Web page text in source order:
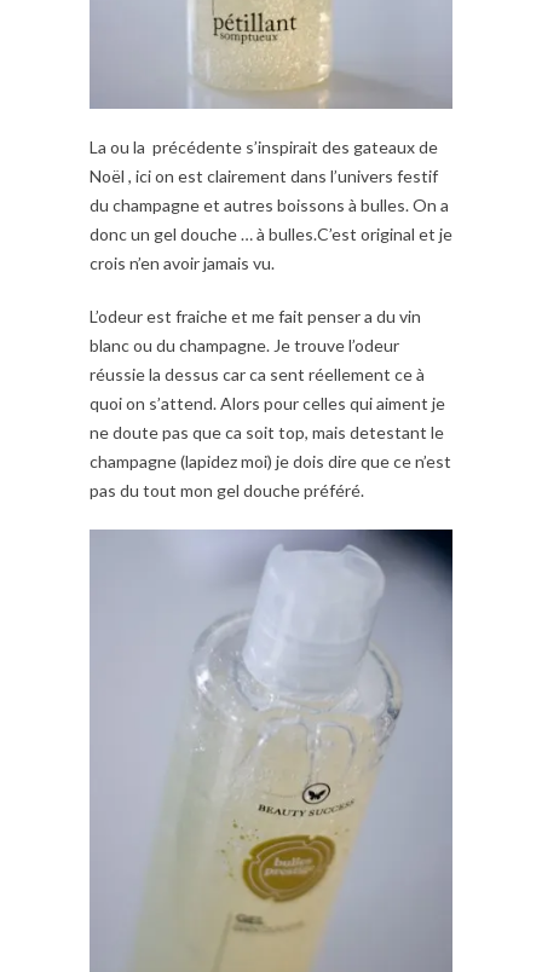
La ou la précédente s’inspirait des gateaux de
Noël , ici on est clairement dans l’univers festif
du champagne et autres boissons à bulles. On a
donc un gel douche … à bulles.C’est original et je
crois n’en avoir jamais vu.
L’odeur est fraiche et me fait penser a du vin
blanc ou du champagne. Je trouve l’odeur
réussie la dessus car ca sent réellement ce à
quoi on s’attend. Alors pour celles qui aiment je
ne doute pas que ca soit top, mais detestant le
champagne (lapidez moi) je dois dire que ce n’est
pas du tout mon gel douche préféré.